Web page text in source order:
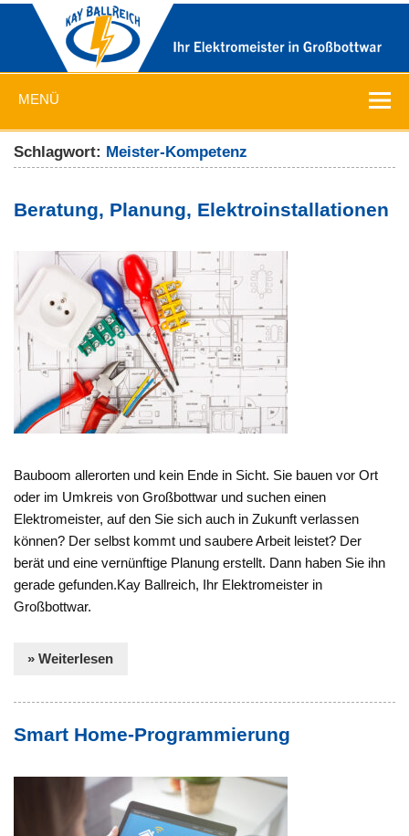
Zum
springen
Elektromeister
MENÜ
Schlagwort: Meister-Kompetenz
Beratung, Planung, Elektroinstallationen
Bauboom allerorten und kein Ende in Sicht. Sie bauen vor Ort
oder im Umkreis von Großbottwar und suchen einen
Elektromeister, auf den Sie sich auch in Zukunft verlassen
können? Der selbst kommt und saubere Arbeit leistet? Der
berät und eine vernünftige Planung erstellt. Dann haben Sie ihn
gerade gefunden.Kay Ballreich, Ihr Elektromeister in
Großbottwar.
» Weiterlesen
Smart Home-Programmierung